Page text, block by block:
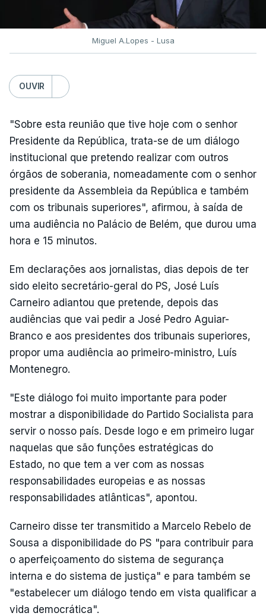
Miguel A.Lopes - Lusa
OUVIR
"Sobre esta reunião que tive hoje com o senhor
Presidente da República, trata-se de um diálogo
institucional que pretendo realizar com outros
órgãos de soberania, nomeadamente com o senhor
presidente da Assembleia da República e também
com os tribunais superiores", afirmou, à saída de
uma audiência no Palácio de Belém, que durou uma
hora e 15 minutos.
Em declarações aos jornalistas, dias depois de ter
sido eleito secretário-geral do PS, José Luís
Carneiro adiantou que pretende, depois das
audiências que vai pedir a José Pedro Aguiar-
Branco e aos presidentes dos tribunais superiores,
propor uma audiência ao primeiro-ministro, Luís
Montenegro.
"Este diálogo foi muito importante para poder
mostrar a disponibilidade do Partido Socialista para
servir o nosso país. Desde logo e em primeiro lugar
naquelas que são funções estratégicas do
Estado, no que tem a ver com as nossas
responsabilidades europeias e as nossas
responsabilidades atlânticas", apontou.
Carneiro disse ter transmitido a Marcelo Rebelo de
Sousa a disponibilidade do PS "para contribuir para
o aperfeiçoamento do sistema de segurança
interna e do sistema de justiça" e para também se
"estabelecer um diálogo tendo em vista qualificar a
vida democrática".